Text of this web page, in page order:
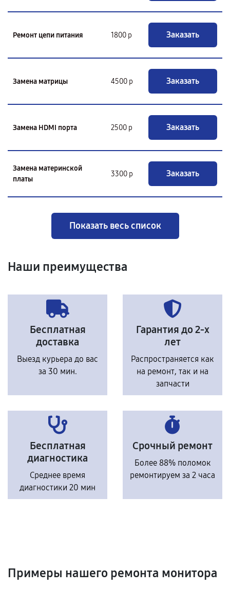
Ремонт цепи питания 1800 р Заказать
Замена матрицы 4500 р Заказать
Замена HDMI порта 2500 р Заказать
Замена материнской
платы
3300 р Заказать
Показать весь список
Наши преимущества
Бесплатная
доставка
Выезд курьера до вас
за 30 мин.
Гарантия до 2-х
лет
Распространяется как
на ремонт, так и на
запчасти
Бесплатная
диагностика
Среднее время
диагностики 20 мин
Срочный ремонт
Более 88% поломок
ремонтируем за 2 часа
Примеры нашего ремонта монитора